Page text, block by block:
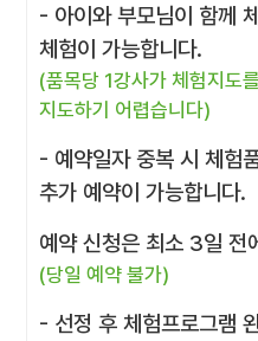
- 아이와 부모님이 함께
체험이 가능합니다.
(품목당 1강사가 체험지도
지도하기 어렵습니다)
- 예약일자 중복 시 체험
추가 예약이 가능합니다.
예약 신청은 최소 3일 전
(당일 예약 불가)
- 선정 후 체험프로그램